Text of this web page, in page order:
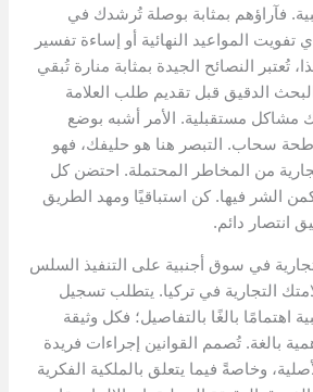
فآراؤهم بمثابة بوصلة تُرشدك في
تفويت المواعيد النهائية أو إساءة تفسير
تُعتبر النصائح الجيدة بمثابة منارة تُبقي
البحث الدقيق قبل تقديم طلب العلامة
مشاكل مستقبلية. الأمر أشبه بوضع
سحاب. التبصر هنا هو حليفك، فهو
من المخاطر المحتملة. احتضن كل
الشر فيها. كن استباقيًا ومهد الطريق
انتصار دائم.
في سوق أجنبية على التنفيذ السلس
التجارية في تركيا. يتطلب تسجيل
اهتمامًا بالغًا بالتفاصيل؛ فكل وثيقة
بالغة. تُصمم القوانين إجراءات فريدة
وخاصةً فيما يتعلق بالملكية الفكرية